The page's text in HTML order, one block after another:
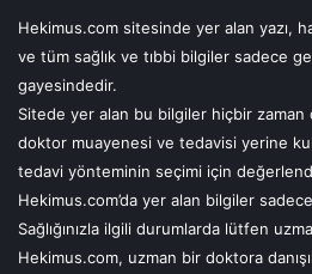
Maden suyu içerdiği elektrolitler
gelişmekte olan böbreklerinde yük
verebileceğinden içirmenizi
içinde sık sık su teklif etmeyi
UYARI!
Hekimus.com sitesinde yer alan yazı,
ve tüm sağlık ve tıbbi bilgiler sadece
gayesindedir.
Sitede yer alan bu bilgiler hiçbir zaman
doktor muayenesi ve tedavisi yerine
tedavi yönteminin seçimi için
Hekimus.com’da yer alan bilgiler
Sağlığınızla ilgili durumlarda lütfen
Hekimus.com, uzman bir doktora